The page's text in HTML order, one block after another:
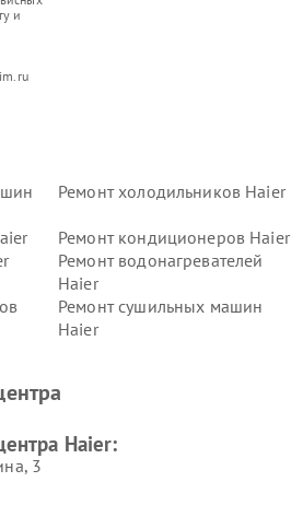
и
Ремонт холодильников Haier
Ремонт кондиционеров Haier
Ремонт водонагревателей
Haier
Ремонт сушильных машин
Haier
Ремонт посудомоечных
Haier:
3